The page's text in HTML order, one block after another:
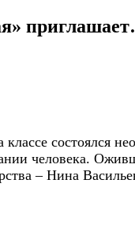
состоялся
человека.
– Нина